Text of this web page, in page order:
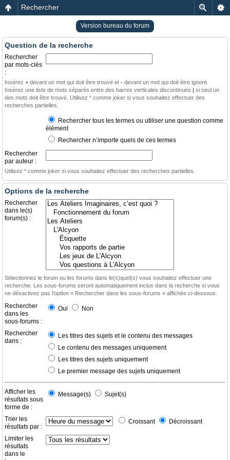
Rechercher
Version bureau du forum
Question de la recherche
Rechercher
par mots-clés
:
Insérez + devant un mot qui doit être trouvé et - devant un mot qui doit être ignoré.
Insérez une liste de mots séparés entre des barres verticales discontinues | si seul un
des mots doit être trouvé. Utilisez * comme joker si vous souhaitez effectuer des
recherches partielles.
Rechercher tous les termes ou utiliser une question comme
élément
Rechercher n’importe quels de ces termes
Rechercher
par auteur :
Utilisez * comme joker si vous souhaitez effectuer des recherches partielles.
Options de la recherche
Rechercher
dans le(s)
forum(s) :
Sélectionnez le forum ou les forums dans le(s)quel(s) vous souhaitez effectuer une
recherche. Les sous-forums seront automatiquement inclus dans la recherche si vous
ne désactivez pas l’option « Rechercher dans les sous-forums » affichée ci-dessous.
Rechercher
dans les
sous-forums :
Oui Non
Rechercher
dans :
Les titres des sujets et le contenu des messages
Le contenu des messages uniquement
Les titres des sujets uniquement
Le premier message des sujets uniquement
Afficher les
résultats sous
forme de :
Message(s) Sujet(s)
Trier les
résultats par :
Croissant Décroissant
Limiter les
résultats
dans le